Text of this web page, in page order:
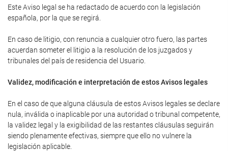
Este Aviso legal se ha redactado de acuerdo con la legislación
española, por la que se regirá.
En caso de litigio, con renuncia a cualquier otro fuero, las partes
acuerdan someter el litigio a la resolución de los juzgados y
tribunales del país de residencia del Usuario.
Validez, modificación e interpretación de estos Avisos legales
En el caso de que alguna cláusula de estos Avisos legales se declare
nula, inválida o inaplicable por una autoridad o tribunal competente,
la validez legal y la exigibilidad de las restantes cláusulas seguirán
siendo plenamente efectivas, siempre que ello no vulnere la
legislación aplicable.